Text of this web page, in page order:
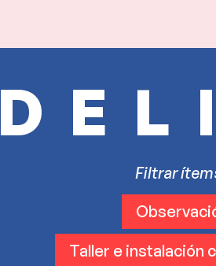
Filtrar
Taller e instalación